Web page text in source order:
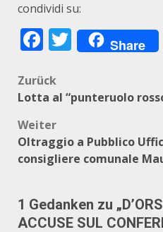
condividi su:
Facebook
Twitter
Share
Zurück
Lotta al “punteruolo
Weiter
Oltraggio a Pubblico
consigliere comunale
1 Gedanken zu „
ACCUSE SUL